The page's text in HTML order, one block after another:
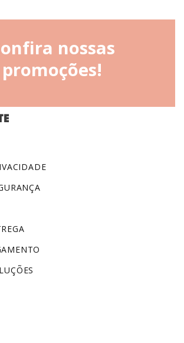
nossas
promoções!